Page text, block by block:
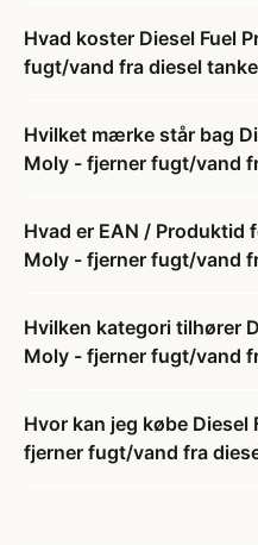
Hvad koster Diesel Fuel
fugt/vand fra diesel
Hvilket mærke står bag
Moly - fjerner fugt/vand
Hvad er EAN / Produktid
Moly - fjerner fugt/vand
Hvilken kategori tilhører
Moly - fjerner fugt/vand
Hvor kan jeg købe
fjerner fugt/vand fra